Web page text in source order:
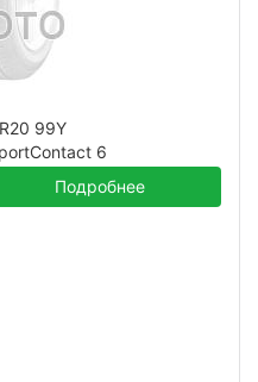
99Y
6
Подробнее